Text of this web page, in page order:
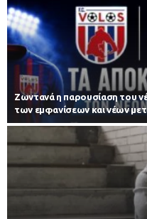
Zωντανά η παρουσίαση του
των εμφανίσεων και νέων